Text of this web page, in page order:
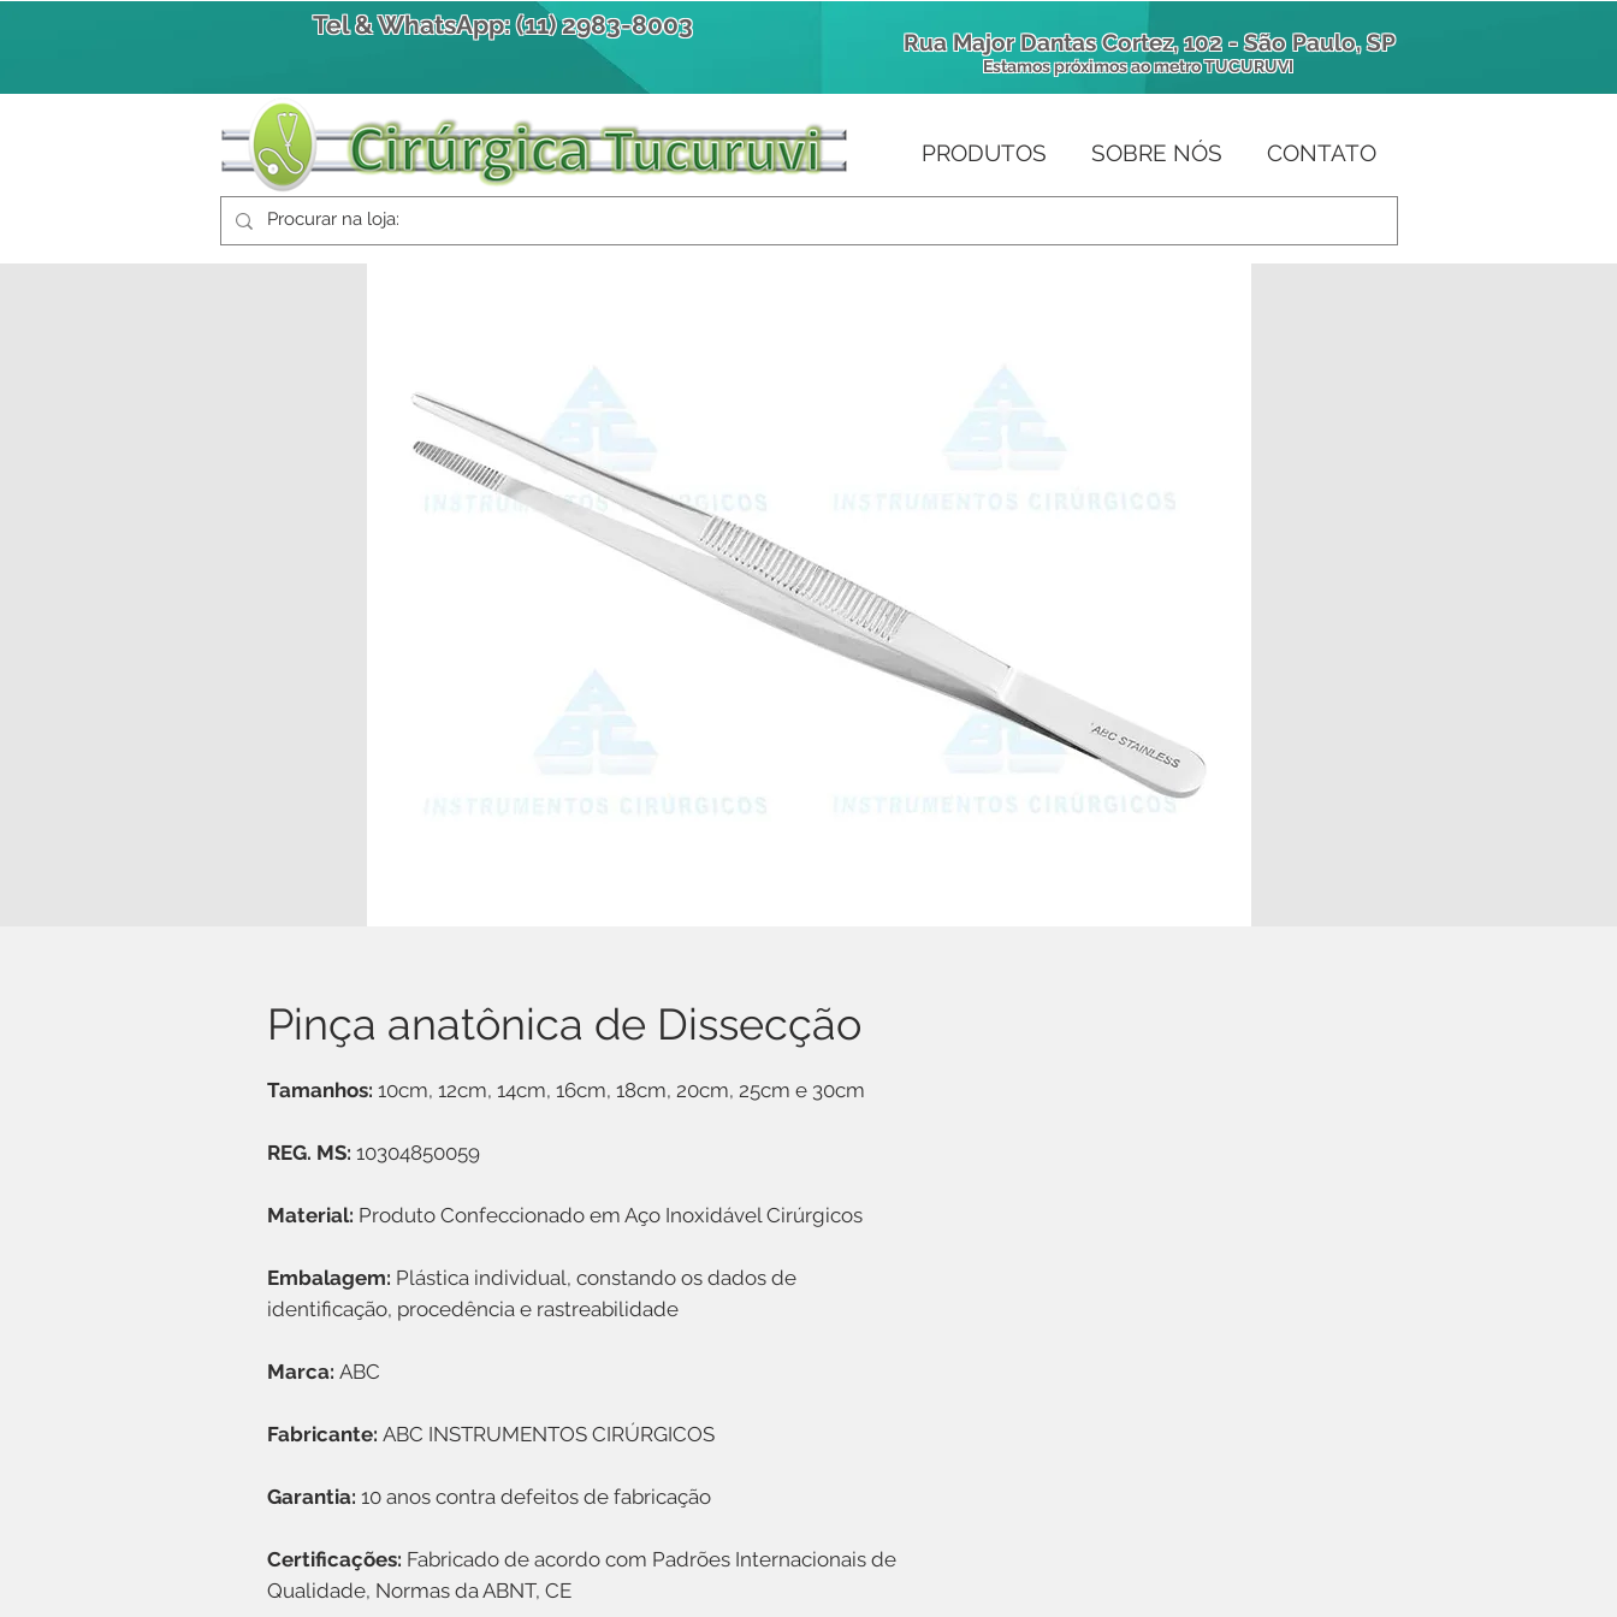
Tel & WhatsApp: (11) 2983-8003
Rua Major Dantas Cortez, 102 - São Paulo, SP
Estamos próximosao metro TUCURUVI
PRODUTOS SOBRE NÓS CONTATO
Pinça anatônica de Dissecção
Tamanhos: 10cm, 12cm, 14cm, 16cm, 18cm, 20cm, 25cm e 30cm
REG. MS: 10304850059
Material: Produto Confeccionado em Aço Inoxidável Cirúrgicos
Embalagem: Plástica individual, constando os dados de
identificação, procedência e rastreabilidade
Marca: ABC
Fabricante: ABC INSTRUMENTOS CIRÚRGICOS
Garantia: 10 anos contra defeitos de fabricação
Certificações: Fabricado de acordo com Padrões Internacionais de
Qualidade, Normas da ABNT, CE